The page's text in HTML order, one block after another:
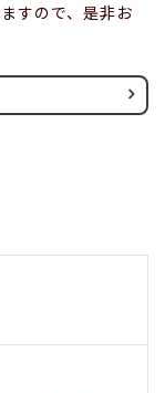
すので、是非お